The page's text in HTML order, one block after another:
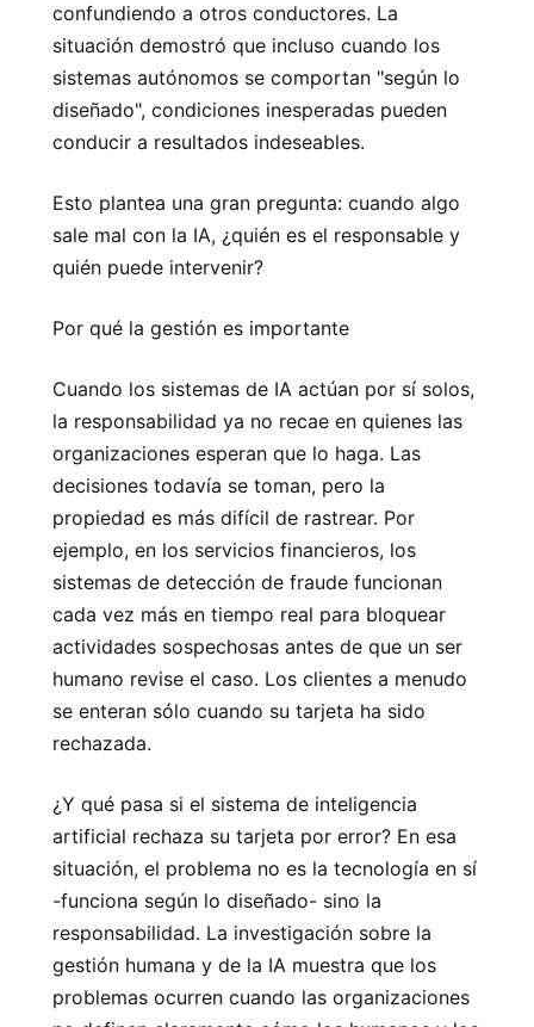
confundiendo a otros conductores. La
situación demostró que incluso cuando los
sistemas autónomos se comportan "según lo
diseñado", condiciones inesperadas pueden
conducir a resultados indeseables.
Esto plantea una gran pregunta: cuando algo
sale mal con la IA, ¿quién es el responsable y
quién puede intervenir?
Por qué la gestión es importante
Cuando los sistemas de IA actúan por sí solos,
la responsabilidad ya no recae en quienes las
organizaciones esperan que lo haga. Las
decisiones todavía se toman, pero la
propiedad es más difícil de rastrear. Por
ejemplo, en los servicios financieros, los
sistemas de detección de fraude funcionan
cada vez más en tiempo real para bloquear
actividades sospechosas antes de que un ser
humano revise el caso. Los clientes a menudo
se enteran sólo cuando su tarjeta ha sido
rechazada.
¿Y qué pasa si el sistema de inteligencia
artificial rechaza su tarjeta por error? En esa
situación, el problema no es la tecnología en sí
-funciona según lo diseñado- sino la
responsabilidad. La investigación sobre la
gestión humana y de la IA muestra que los
problemas ocurren cuando las organizaciones